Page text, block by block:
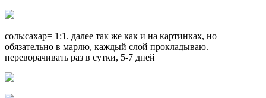
соль:сахар= 1:1. далее так же как и на картинках, но
обязательно в марлю, каждый слой прокладываю.
переворачивать раз в сутки, 5-7 дней